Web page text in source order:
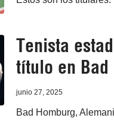
Tenista
título en Bad
junio 27, 2025
Bad Homburg,